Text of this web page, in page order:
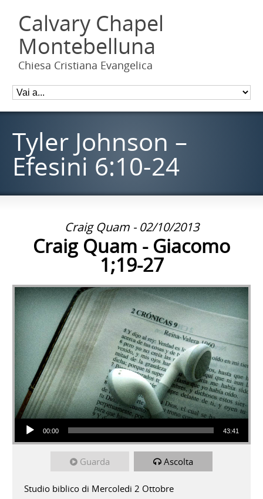
Calvary Chapel
Montebelluna
Chiesa Cristiana Evangelica
Tyler Johnson –
Efesini 6:10-24
Craig Quam - 02/10/2013
Craig Quam - Giacomo
1;19-27
Audio Player
00:00 43:41
Guarda Ascolta
Studio biblico di Mercoledi 2 Ottobre